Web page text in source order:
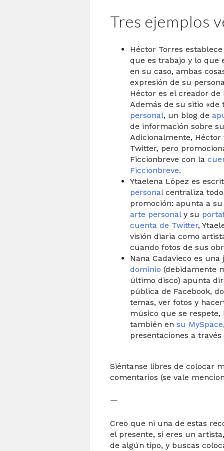
Tres ejemplos
Héctor Torres
que es trabajo y lo que
en su caso, ambas
expresión de su
Héctor es el creador de
Además de su sitio
personal, un blog de
de información sobre
Adicionalmente,
Twitter, pero
Ficcionbreve con la
Ficcionbreve.
Ytaelena López es
personalcentraliza
promoción: apunta a
arte personaly su
cuenta de Twitter,
visión diaria como
cuando fotos de sus
Nana Cadavieco es
dominio (debidamente
último disco) apunta
pública de Facebook,
temas, ver fotos y
músico que se
también en su MySpace
presentaciones a
Siéntanse libres de colocar
comentarios (se vale
—
Creo que ni una de estas
el presente, si eres un
de algún tipo, y buscas